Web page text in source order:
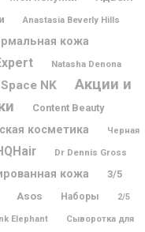
Anastasia Beverly Hills
кожа
Natasha Denona
Space NK
Акции и
Content Beauty
косметика Черная
Dr Dennis Gross
кожа 3/5
Asos Наборы 2/5
Elephant Сыворотка для